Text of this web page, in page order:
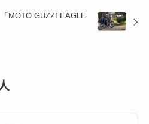
MOTO GUZZI EAGLE